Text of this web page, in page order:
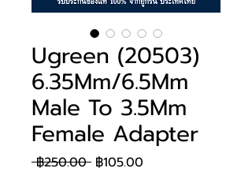
Ugreen (20503)
6.35Mm/6.5Mm
Male To 3.5Mm
Female Adapter
฿250.00 ราคา
฿105.00